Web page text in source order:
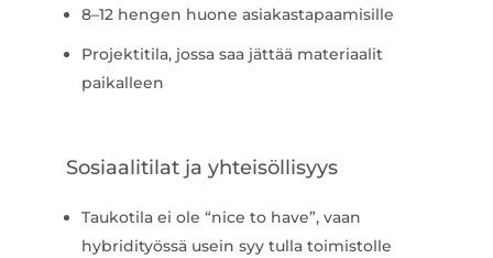
8–12 hengen huone asiakastapaamisille
Projektitila, jossa saa jättää materiaalit
paikalleen
Sosiaalitilat ja yhteisöllisyys
Taukotila ei ole “nice to have”, vaan
hybridityössä usein syy tulla toimistolle